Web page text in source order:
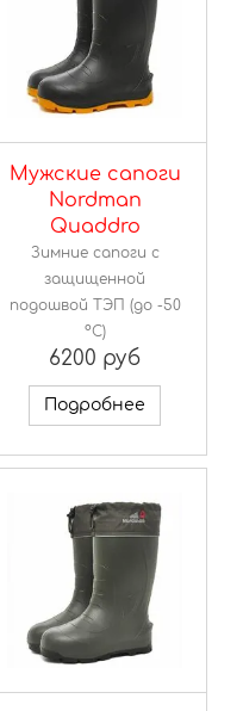
Мужские сапоги
Nordman
Quaddro
Зимние сапоги с
защищенной
подошвой ТЭП (до -50
ºС)
6200 руб
Подробнее